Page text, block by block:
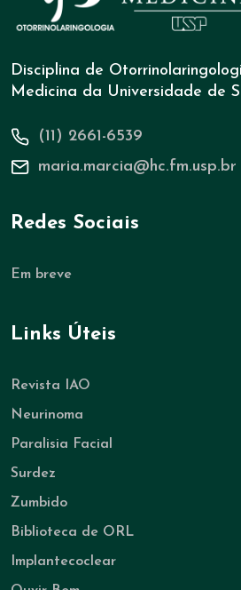
Disciplina de
Medicina da Universidade de
(11) 2661-6539
maria.marcia@hc.fm.usp.br
Redes Sociais
Em breve
Links Úteis
Revista IAO
Neurinoma
Paralisia Facial
Surdez
Zumbido
Biblioteca de ORL
Implantecoclear